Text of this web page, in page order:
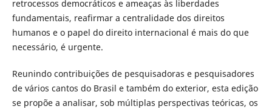
retrocessos democráticos e ameaças às liberdades
fundamentais, reafirmar a centralidade dos direitos
humanos e o papel do direito internacional é mais do que
necessário, é urgente.
Reunindo contribuições de pesquisadoras e pesquisadores
de vários cantos do Brasil e também do exterior, esta edição
se propõe a analisar, sob múltiplas perspectivas teóricas, os